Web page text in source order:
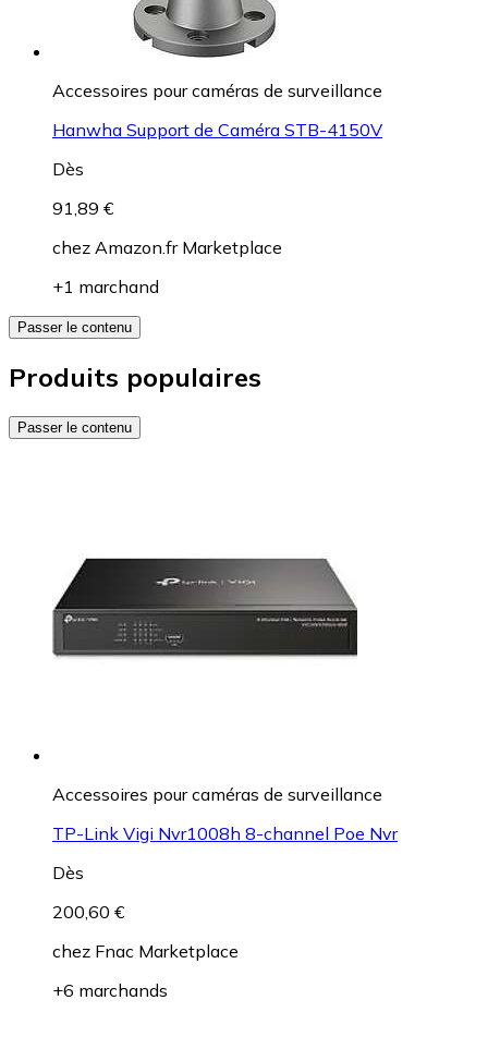
Accessoires pour caméras de surveillance
Hanwha Support de Caméra STB-4150V
Dès
91,89 €
chez Amazon.fr Marketplace
+1 marchand
Passer le contenu
Produits populaires
Passer le contenu
Accessoires pour caméras de surveillance
TP-Link Vigi Nvr1008h 8-channel Poe Nvr
Dès
200,60 €
chez Fnac Marketplace
+6 marchands